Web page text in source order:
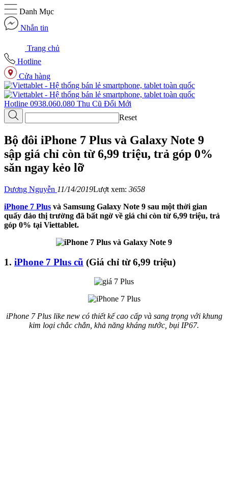
Danh Mục
Nhắn tin
Trang chủ
Hotline
Cửa hàng
Hotline 0938.060.080 Thu Cũ Đổi Mới
Reset
Bộ đôi iPhone 7 Plus và Galaxy Note 9
sập giá chỉ còn từ 6,99 triệu, trả góp 0%
săn ngay kẻo lỡ
Dương Nguyễn 11/14/2019Lượt xem: 3658
iPhone 7 Plus và Samsung Galaxy Note 9 sau một thời gian
quấy đảo thị trường đã bất ngờ về giá chỉ còn từ 6,99 triệu, trả
góp 0% tại Viettablet.
1. iPhone 7 Plus cũ (Giá chỉ từ 6,99 triệu)
iPhone 7 Plus like new có thiết kế cao cấp và sang trọng với khung
kim loại chắc chắn, khả năng kháng nước, bụi IP67.